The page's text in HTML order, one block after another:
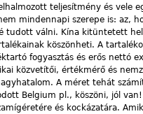
teljesítmény és vele
mindennapi szerepe is: az,
tudott válni. Kína kitüntetett
köszönheti. A
fogyasztás és erős nettó
közvetítői, értékmérő és
A méret tehát
Belgium pl., kö­szöni, jól
és kockázatára.